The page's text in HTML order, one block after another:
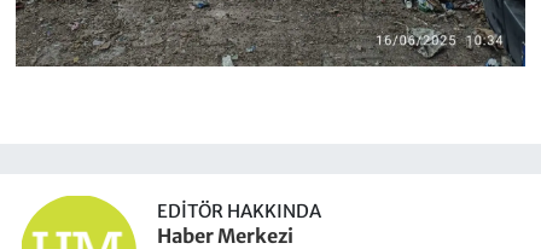
EDITÖR HAKKINDA
Haber Merkezi